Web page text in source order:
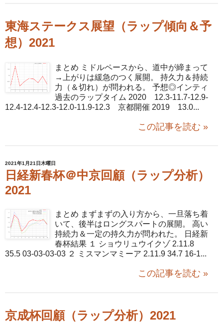
東海ステークス展望（ラップ傾向＆予
想）2021
まとめ ミドルペースから、道中が締まって
→上がりは緩急のつく展開。 持久力＆持続
力（＆切れ）が問われる。 予想◎インティ
過去のラップタイム 2020 12.3-11.7-12.9-
12.4-12.4-12.3-12.0-11.9-12.3 京都開催 2019 13.0...
この記事を読む »
2021年1月21日木曜日
日経新春杯＠中京回顧（ラップ分析）
2021
まとめ まずまずの入り方から、一旦落ち着
いて、後半はロングスパートの展開。 高い
持続力＆一定の持久力が問われた。 日経新
春杯結果 １ ショウリュウイクゾ 2.11.8
35.5 03-03-03-03 ２ ミスマンマミーア 2.11.9 34.7 16-1...
この記事を読む »
京成杯回顧（ラップ分析）2021